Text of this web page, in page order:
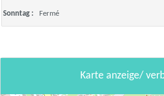
Sonntag : Fermé
Karte anzeige/